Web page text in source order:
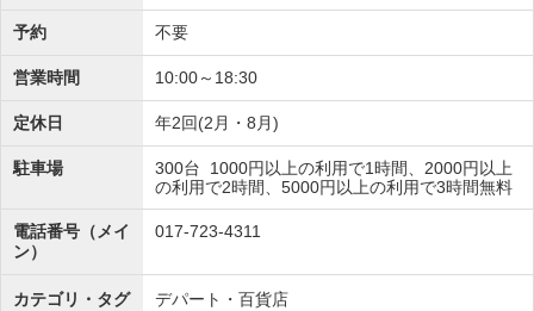
予約 不要
営業時間 10:00～18:30
定休日 年2回(2月・8月)
駐車場
300台 1000円以上の利用で1時間、2000円以上
の利用で2時間、5000円以上の利用で3時間無料
電話番号（メイ
ン）
017-723-4311
カテゴリ・タグ デパート・百貨店